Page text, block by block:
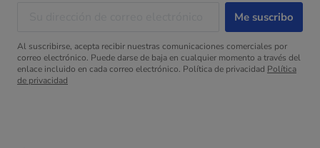
Al suscribirse, acepta recibir nuestras comunicaciones comerciales por
correo electrónico. Puede darse de baja en cualquier momento a través del
enlace incluido en cada correo electrónico. Política de privacidad Política
de privacidad